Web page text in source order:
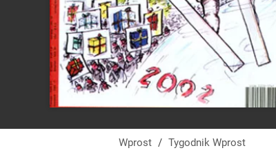
Wprost / Tygodnik Wprost